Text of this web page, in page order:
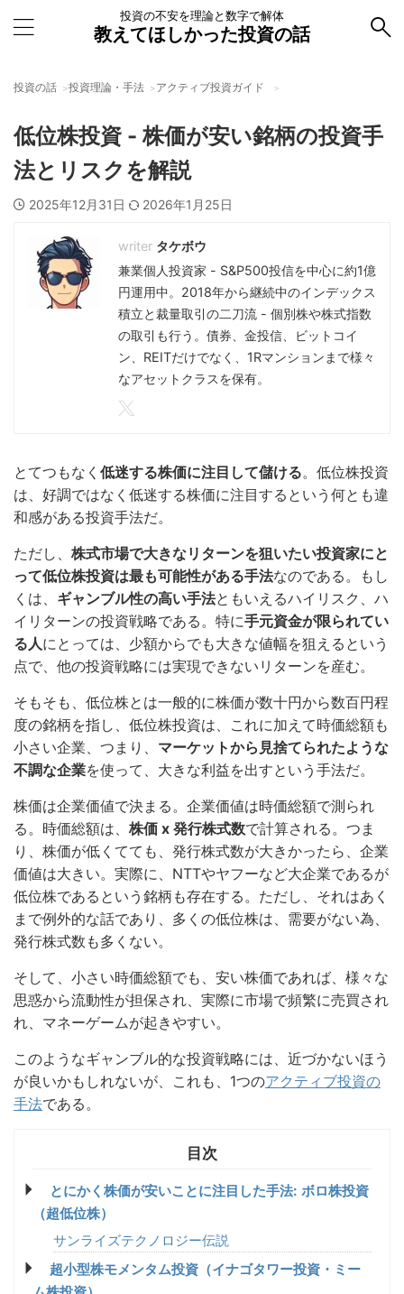
投資の不安を理論と数字で解体
教えてほしかった投資の話
投資の話 投資理論・手法 アクティブ投資ガイド
低位株投資 - 株価が安い銘柄の投資手
法とリスクを解説
2025年12月31日 2026年1月25日
タケボウ
兼業個人投資家 - S&P500投信を中心に約1億
円運用中。2018年から継続中のインデックス
積立と裁量取引の二刀流 - 個別株や株式指数
の取引も行う。債券、金投信、ビットコイ
ン、REITだけでなく、1Rマンションまで様々
なアセットクラスを保有。
とてつもなく 低迷する株価に注目して儲ける。低位株投資
は、好調ではなく低迷する株価に注目するという何とも違
和感がある投資手法だ。
ただし、 株式市場で大きなリターンを狙いたい投資家にと
って低位株投資は最も可能性がある手法なのである。もし
くは、 ギャンブル性の高い手法ともいえるハイリスク、ハ
イリターンの投資戦略である。特に手元資金が限られてい
る人にとっては、少額からでも大きな値幅を狙えるという
点で、他の投資戦略には実現できないリターンを産む。
そもそも、低位株とは一般的に株価が数十円から数百円程
度の銘柄を指し、低位株投資は、これに加えて時価総額も
小さい企業、つまり、 マーケットから見捨てられたような
不調な企業を使って、大きな利益を出すという手法だ。
株価は企業価値で決まる。企業価値は時価総額で測られ
る。時価総額は、 株価 x 発行株式数で計算される。つま
り、株価が低くてても、発行株式数が大きかったら、企業
価値は大きい。実際に、NTTやヤフーなど大企業であるが
低位株であるという銘柄も存在する。ただし、それはあく
まで例外的な話であり、多くの低位株は、需要がない為、
発行株式数も多くない。
そして、小さい時価総額でも、安い株価であれば、様々な
思惑から流動性が担保され、実際に市場で頻繁に売買され
れ、マネーゲームが起きやすい。
このようなギャンブル的な投資戦略には、近づかないほう
が良いかもしれないが、これも、1つのアクティブ投資の
手法である。
とにかく株価が安いことに注目した手法: ボロ株投資
（超低位株）
サンライズテクノロジー伝説
超小型株モメンタム投資（イナゴタワー投資・ミー